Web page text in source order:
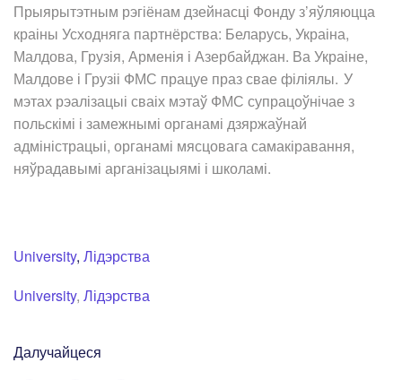
University, Лідэрства
University, Лідэрства
Далучайцеся
Прыярытэтным рэгіёнам дзейнасці Фонду з’яўляюцца
краіны Усходняга партнёрства: Беларусь, Украіна,
Малдова, Грузія, Арменія і Азербайджан. Ва Украіне,
Малдове і Грузіі ФМС працуе праз свае філіялы. У
мэтах рэалізацыі сваіх мэтаў ФМС супрацоўнічае з
польскімі і замежнымі органамі дзяржаўнай
адміністрацыі, органамі мясцовага самакіравання,
няўрадавымі арганізацыямі і школамі.